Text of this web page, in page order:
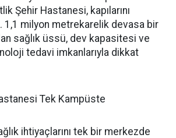
Şehir Hastanesi, kapılarını
1,1 milyon metrekarelik devasa bir
sağlık üssü, dev kapasitesi ve
tedavi imkanlarıyla dikkat
Tek Kampüste
ihtiyaçlarını tek bir merkezde